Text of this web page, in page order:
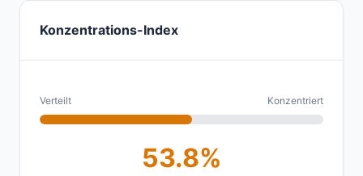
Konzentrations-Index
Verteilt Konzentriert
53.8%